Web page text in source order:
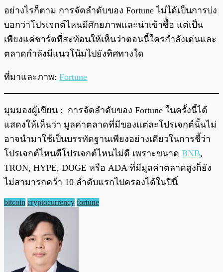
อย่างไรก็ตาม การจัดลำดับของ Fortune ไม่ได้เป็นการบ่ง
บอกว่าโปรเจกต์ไหนมีศักยภาพและน่าเข้าซื้อ แต่เป็น
เพียงแค่ชาร์ตที่สะท้อนให้เห็นว่าตอนนี้ใครกำลังเด่นและ
ตลาดกำลังมีแนวโน้มไปยังทิศทางใด
ที่มาและภาพ: Fortune
มุมมองผู้เขียน : การจัดลำดับของ Fortune ในครั้งนี้ได้
แสดงให้เห็นว่า มูลค่าตลาดที่มีของแต่ละโปรเจกต์นั้นไม่
อาจนำมาใช้เป็นบรรทัดฐานเพียงอย่างเดียวในการชี้ว่า
โปรเจกต์ไหนดีโปรเจกต์ไหนไม่ดี เพราะขนาด BNB,
TRON, HYPE, DOGE หรือ ADA ที่มีมูลค่าตลาดสูงก็ยัง
ไม่สามารถคว้า 10 ลำดับแรกไปครองได้ในปีนี้
bitcoin cryptocurrency fortune